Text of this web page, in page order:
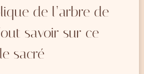
de l’arbre de
savoir sur ce
sacré